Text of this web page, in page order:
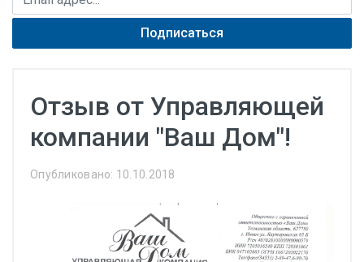
Подписаться
Отзыв от Управляющей
компании "Ваш Дом"!
Опубликовано: 10.10.2018